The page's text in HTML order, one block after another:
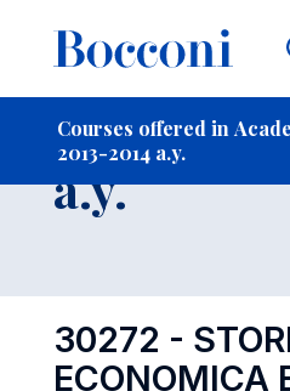
Courses offered in
2013-2014 a.y.
-
Course
a.y.
30272 -
ECONOMICA